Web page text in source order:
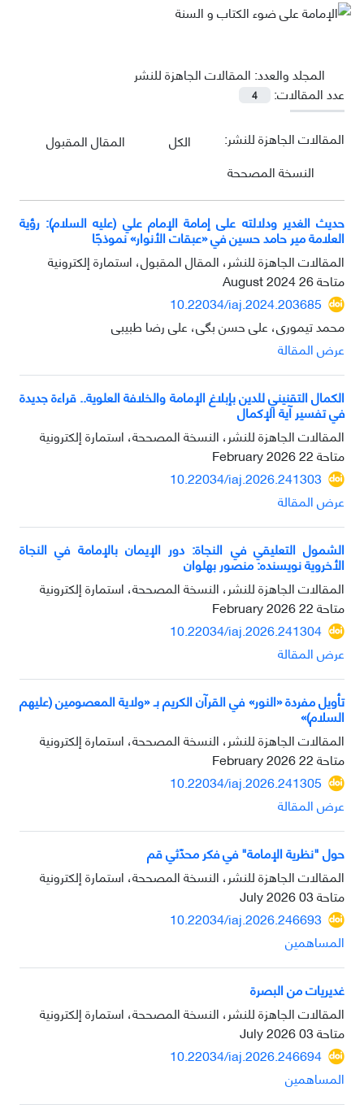
المجلد والعدد: المقالات الجاهزة للنشر
عدد المقالات:
4
المقالات الجاهزة للنشر: الكل
المقال المقبول
النسخة المصححة
حديث الغدير ودلالته على إمامة الإمام علي (عليه السلام): رؤية
العلامة مير حامد حسين في «عبقات الأنوار» نموذجًا
المقالات الجاهزة للنشر، المقال المقبول، استمارة إلكترونية
متاحة26 August 2024
10.22034/iaj.2024.203685
محمد تیموری، علی حسن بگی، علی رضا طبیبی
عرض المقالة
الكمال التقنيني للدين بإبلاغ الإمامة والخلافة العلوية.. قراءة جديدة
في تفسير آية الإكمال
المقالات الجاهزة للنشر، النسخة المصححة، استمارة إلكترونية
متاحة22 February 2026
10.22034/iaj.2026.241303
عرض المقالة
الشمول التعليقي في النجاة: دور الإيمان بالإمامة في النجاة
الأخروية نویسنده: منصور بهلوان
المقالات الجاهزة للنشر، النسخة المصححة، استمارة إلكترونية
متاحة22 February 2026
10.22034/iaj.2026.241304
عرض المقالة
تأويل مفردة «النور» في القرآن الكريم بـ «ولاية المعصومين (عليهم
السلام)»
المقالات الجاهزة للنشر، النسخة المصححة، استمارة إلكترونية
متاحة22 February 2026
10.22034/iaj.2026.241305
عرض المقالة
حول "نظرية الإمامة" في فكر محدّثي قم
المقالات الجاهزة للنشر، النسخة المصححة، استمارة إلكترونية
متاحة03 July 2026
10.22034/iaj.2026.246693
المساهمين
غديريات من البصرة
المقالات الجاهزة للنشر، النسخة المصححة، استمارة إلكترونية
متاحة03 July 2026
10.22034/iaj.2026.246694
المساهمين